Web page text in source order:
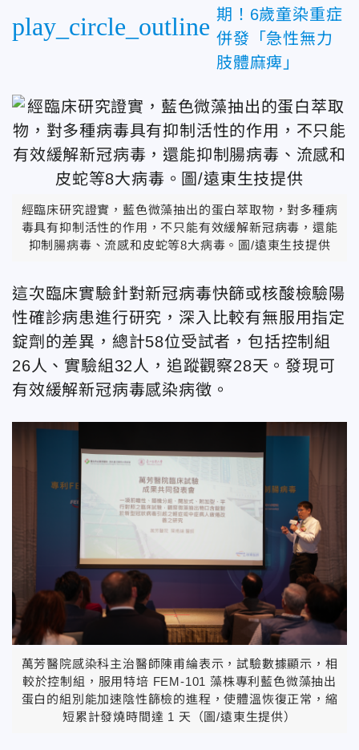
play_circle_outline 期！6歲童染重症
併發「急性無力
肢體麻痺」
經臨床研究證實，藍色微藻抽出的蛋白萃取物，對多種病
毒具有抑制活性的作用，不只能有效緩解新冠病毒，還能
抑制腸病毒、流感和皮蛇等8大病毒。圖/遠東生技提供
這次臨床實驗針對新冠病毒快篩或核酸檢驗陽
性確診病患進行研究，深入比較有無服用指定
錠劑的差異，總計58位受試者，包括控制組
26人、實驗組32人，追蹤觀察28天。發現可
有效緩解新冠病毒感染病徵。
萬芳醫院感染科主治醫師陳甫綸表示，試驗數據顯示，相
較於控制組，服用特培 FEM-101 藻株專利藍色微藻抽出
蛋白的組別能加速陰性篩檢的進程，使體溫恢復正常，縮
短累計發燒時間達 1 天（圖/遠東生提供）